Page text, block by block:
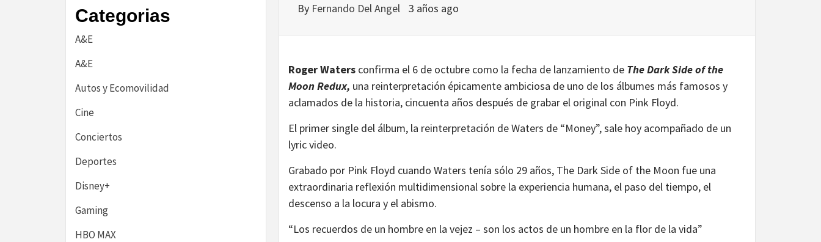
By Fernando Del Angel 3 años ago
Roger Waters confirma el 6 de octubre como la fecha de lanzamiento de The Dark Side of the
Moon Redux, una reinterpretación épicamente ambiciosa de uno de los álbumes más famosos y
aclamados de la historia, cincuenta años después de grabar el original con Pink Floyd.
El primer single del álbum, la reinterpretación de Waters de “Money”, sale hoy acompañado de un
lyric video.
Grabado por Pink Floyd cuando Waters tenía sólo 29 años, The Dark Side of the Moon fue una
extraordinaria reflexión multidimensional sobre la experiencia humana, el paso del tiempo, el
descenso a la locura y el abismo.
“Los recuerdos de un hombre en la vejez – son los actos de un hombre en la flor de la vida”
Categorias
A&E
A&E
Autos y Ecomovilidad
Cine
Conciertos
Deportes
Disney+
Gaming
HBO MAX